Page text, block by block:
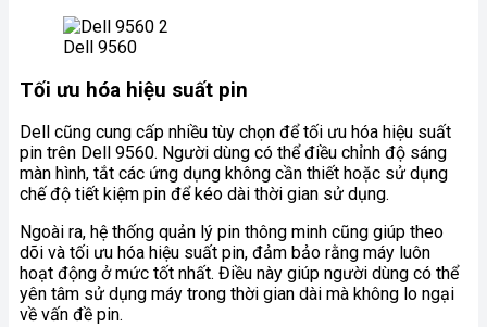
Dell 9560
Tối ưu hóa hiệu suất pin
Dell cũng cung cấp nhiều tùy chọn để tối ưu hóa hiệu suất
pin trên Dell 9560. Người dùng có thể điều chỉnh độ sáng
màn hình, tắt các ứng dụng không cần thiết hoặc sử dụng
chế độ tiết kiệm pin để kéo dài thời gian sử dụng.
Ngoài ra, hệ thống quản lý pin thông minh cũng giúp theo
dõi và tối ưu hóa hiệu suất pin, đảm bảo rằng máy luôn
hoạt động ở mức tốt nhất. Điều này giúp người dùng có thể
yên tâm sử dụng máy trong thời gian dài mà không lo ngại
về vấn đề pin.